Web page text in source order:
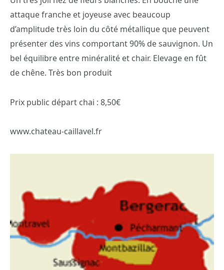
attaque franche et joyeuse avec beaucoup
d’amplitude très loin du côté métallique que peuvent
présenter des vins comportant 90% de sauvignon. Un
bel équilibre entre minéralité et chair. Elevage en fût
de chêne. Très bon produit
Prix public départ chai : 8,50€
www.chateau-caillavel.fr